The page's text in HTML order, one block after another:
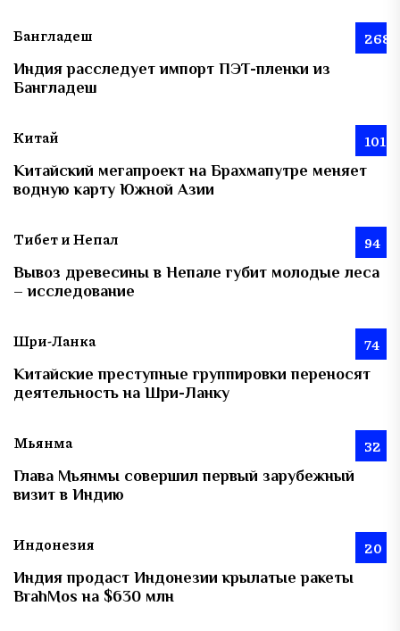
Бангладеш 268
Индия расследует импорт ПЭТ-пленки из
Бангладеш
Китай 101
Китайский мегапроект на Брахмапутре меняет
водную карту Южной Азии
Тибет и Непал 94
Вывоз древесины в Непале губит молодые леса
– исследование
Шри-Ланка 74
Китайские преступные группировки переносят
деятельность на Шри-Ланку
Мьянма 32
Глава Мьянмы совершил первый зарубежный
визит в Индию
Индонезия 20
Индия продаст Индонезии крылатые ракеты
BrahMos на $630 млн